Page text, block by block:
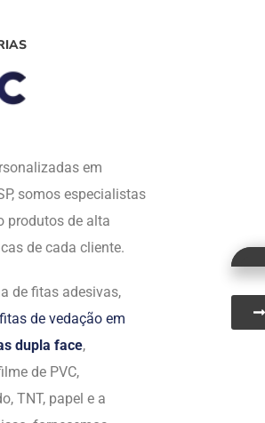
em
somos especialistas
produtos de alta
de cada cliente.
de fitas adesivas,
fitas de vedação em
dupla face,
de PVC,
TNT, papel e a